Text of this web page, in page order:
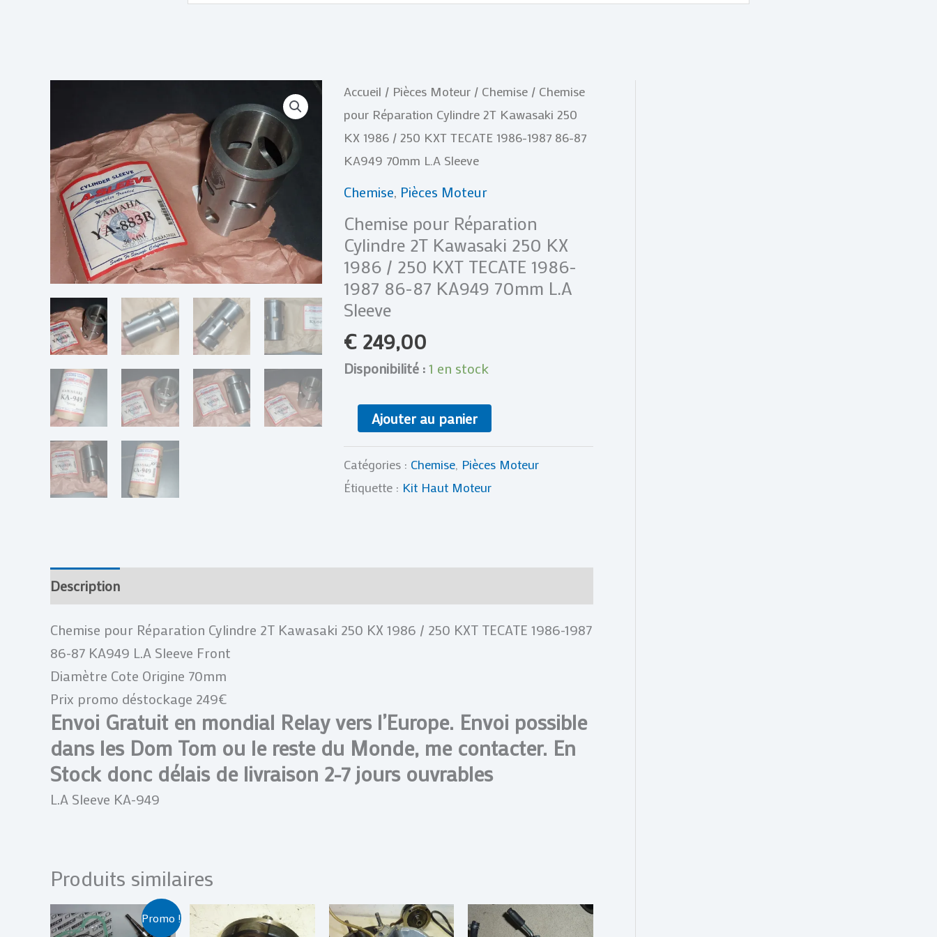
Accueil / Pièces Moteur/ Chemise/ Chemise
pour Réparation Cylindre 2T Kawasaki 250
KX 1986 / 250 KXT TECATE 1986-1987 86-87
KA949 70mm L.A Sleeve
Chemise, Pièces Moteur
Chemise pour Réparation
Cylindre 2T Kawasaki 250 KX
1986 / 250 KXT TECATE 1986-
1987 86-87 KA949 70mm L.A
Sleeve
€249,00
Disponibilité : 1 en stock
quantité
de
Chemise
pour
2T
Kawasaki
250
KX
1986
/
250
TECATE
1986-
1987
86-
L.A
Ajouter au panier
Catégories : Chemise, Pièces Moteur
Étiquette : Kit Haut Moteur
Description
Chemise pour Réparation Cylindre 2T Kawasaki 250 KX 1986 / 250 KXT TECATE 1986-1987
86-87 KA949 L.A Sleeve Front
Diamètre Cote Origine 70mm
Prix promo déstockage 249€
Envoi Gratuit en mondial Relay vers l’Europe. Envoi possible
dans les Dom Tom ou le reste du Monde, me contacter. En
Stock donc délais de livraison 2-7 jours ouvrables
L.A Sleeve KA-949
Produits similaires
Promo !
Le
prix
prix